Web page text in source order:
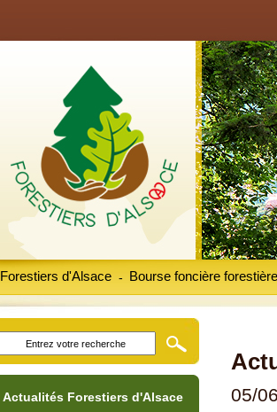
Forestiers d'Alsace Bourse foncière forestière
-
05/
Actualités Forestiers d'Alsace